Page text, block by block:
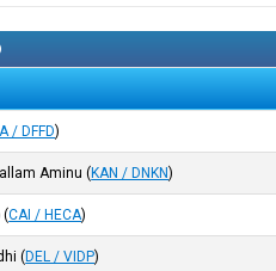
/ DFFD)
Aminu (KAN / DNKN)
(CAI / HECA)
(DEL / VIDP)